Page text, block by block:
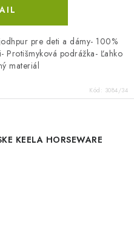
pre deti a dámy- 100%
Protišmyková podrážka- Ľahko
materiál
Kód: 3084/34
KEELA HORSEWARE